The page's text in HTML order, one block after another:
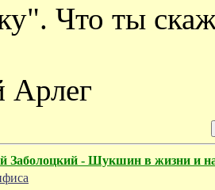
Что ты
Арлег
Заболоцкий - Шукшин в жизни и